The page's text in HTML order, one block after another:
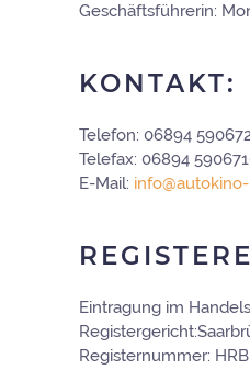
Geschäftsführerin:
KONTAKT:
Telefon: 06894
Telefax: 06894
E-Mail:
Eintragung im
Registernummer: